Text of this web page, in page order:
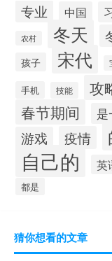
专业 中国
农村 冬天
孩子 宋代
手机 技能 攻
春节期间 是
游戏 疫情
自己的 英
都是
猜你想看的文章